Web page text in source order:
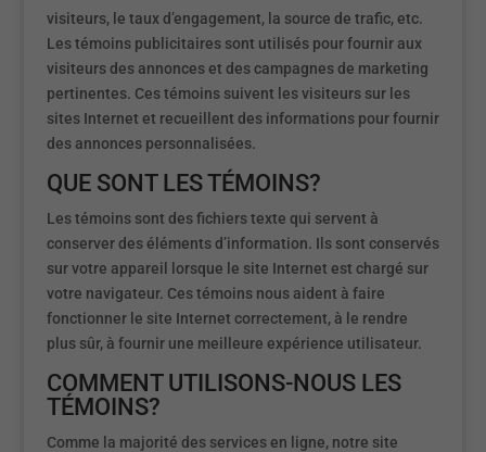
visiteurs, le taux d’engagement, la source de trafic, etc.
Les témoins publicitaires sont utilisés pour fournir aux
visiteurs des annonces et des campagnes de marketing
pertinentes. Ces témoins suivent les visiteurs sur les
sites Internet et recueillent des informations pour fournir
des annonces personnalisées.
QUE SONT LES TÉMOINS?
Les témoins sont des fichiers texte qui servent à
conserver des éléments d’information. Ils sont conservés
sur votre appareil lorsque le site Internet est chargé sur
votre navigateur. Ces témoins nous aident à faire
fonctionner le site Internet correctement, à le rendre
plus sûr, à fournir une meilleure expérience utilisateur.
COMMENT UTILISONS-NOUS LES
TÉMOINS?
Comme la majorité des services en ligne, notre site